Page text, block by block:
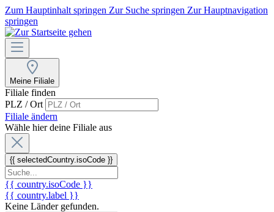
Zum Hauptinhalt springen Zur Suche springen Zur Hauptnavigation
springen
Meine Filiale
Filiale finden
PLZ / Ort
Filiale ändern
Wähle hier deine Filiale aus
{{ selectedCountry.isoCode }}
{{ country.isoCode }}
{{ country.label }}
Keine Länder gefunden.